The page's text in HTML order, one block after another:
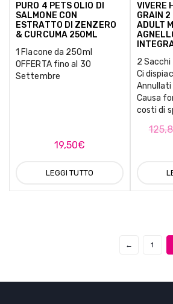
PURO 4 PETS OLIO DI
SALMONE CON
ESTRATTO DI ZENZERO
& CURCUMA 250ML
1 Flacone da 250ml
OFFERTA fino al 30
Settembre
19,50€
LEGGI TUTTO
VIVERE
GRAIN 2
ADULT
2 Sacchi
Ci
Annullati
Causa
costi di
← 1